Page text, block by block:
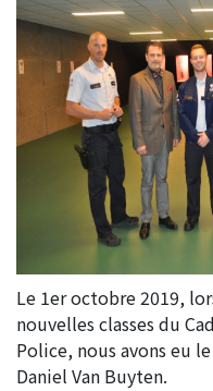
Le 1er octobre 2019,
nouvelles classes du
Police, nous avons eu
Daniel Van Buyten.